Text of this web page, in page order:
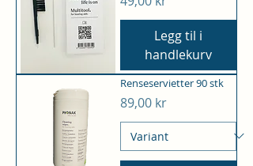
Legg til i
handlekurv
Renseservietter 90 stk
Pris
89,00 kr